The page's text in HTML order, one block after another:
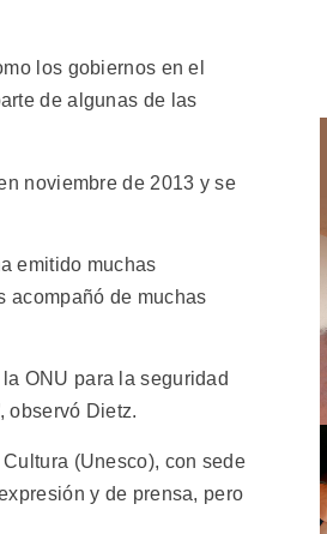
los gobiernos en el
de algunas de las
noviembre de 2013 y se
emitido muchas
acompañó de muchas
ONU para la seguridad
observó Dietz.
(Unesco), con sede
y de prensa, pero